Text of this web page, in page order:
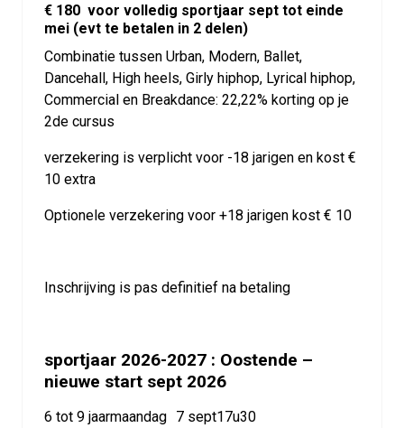
€ 180 voor volledig sportjaar sept tot einde
mei (evt te betalen in 2 delen)
Combinatie tussen Urban, Modern, Ballet,
Dancehall, High heels, Girly hiphop, Lyrical hiphop,
Commercial en Breakdance: 22,22% korting op je
2de cursus
verzekering is verplicht voor -18 jarigen en kost €
10 extra
Optionele verzekering voor +18 jarigen kost € 10
Inschrijving is pas definitief na betaling
sportjaar 2026-2027 : Oostende –
nieuwe start sept 2026
6 tot 9 jaarmaandag 7 sept17u30